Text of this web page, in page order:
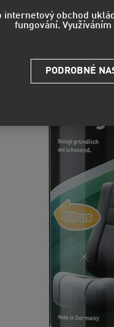
internetový obchod
fungování.
PODROBNÉ